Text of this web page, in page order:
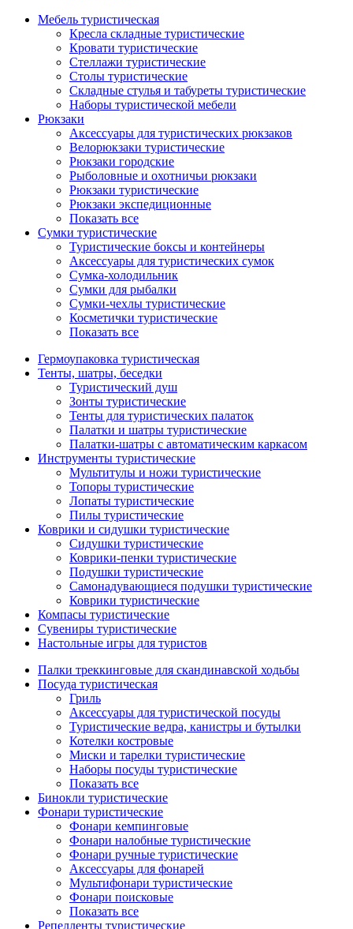
Мебель туристическая
Кресла складные туристические
Кровати туристические
Стеллажи туристические
Столы туристические
Складные стулья и табуреты туристические
Наборы туристической мебели
Рюкзаки
Аксессуары для туристических рюкзаков
Велорюкзаки туристические
Рюкзаки городские
Рыболовные и охотничьи рюкзаки
Рюкзаки туристические
Рюкзаки экспедиционные
Показать все
Сумки туристические
Туристические боксы и контейнеры
Аксессуары для туристических сумок
Сумка-холодильник
Сумки для рыбалки
Сумки-чехлы туристические
Косметички туристические
Показать все
Гермоупаковка туристическая
Тенты, шатры, беседки
Туристический душ
Зонты туристические
Тенты для туристических палаток
Палатки и шатры туристические
Палатки-шатры с автоматическим каркасом
Инструменты туристические
Мультитулы и ножи туристические
Топоры туристические
Лопаты туристические
Пилы туристические
Коврики и сидушки туристические
Сидушки туристические
Коврики-пенки туристические
Подушки туристические
Самонадувающиеся подушки туристические
Коврики туристические
Компасы туристические
Сувениры туристические
Настольные игры для туристов
Палки треккинговые для скандинавской ходьбы
Посуда туристическая
Гриль
Аксессуары для туристической посуды
Туристические ведра, канистры и бутылки
Котелки костровые
Миски и тарелки туристические
Наборы посуды туристические
Показать все
Бинокли туристические
Фонари туристические
Фонари кемпинговые
Фонари налобные туристические
Фонари ручные туристические
Аксессуары для фонарей
Мультифонари туристические
Фонари поисковые
Показать все
Репелленты туристические